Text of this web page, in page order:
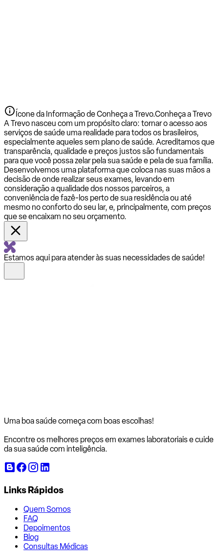
Ícone da Informação de Conheça a Trevo.Conheça a Trevo
A Trevo nasceu com um propósito claro: tornar o acesso aos
serviços de saúde uma realidade para todos os brasileiros,
especialmente aqueles sem plano de saúde. Acreditamos que
transparência, qualidade e preços justos são fundamentais
para que você possa zelar pela sua saúde e pela de sua família.
Desenvolvemos uma plataforma que coloca nas suas mãos a
decisão de onde realizar seus exames, levando em
consideração a qualidade dos nossos parceiros, a
conveniência de fazê-los perto de sua residência ou até
mesmo no conforto do seu lar, e, principalmente, com preços
que se encaixam no seu orçamento.
Estamos aqui para atender às suas necessidades de saúde!
Uma boa saúde começa com boas escolhas!
Encontre os melhores preços em exames laboratoriais e cuide
da sua saúde com inteligência.
Links Rápidos
Quem Somos
FAQ
Depoimentos
Blog
Consultas Médicas